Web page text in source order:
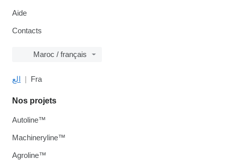
Aide
Contacts
Maroc / français
الع Fra
Nos projets
Autoline™
Machineryline™
Agroline™